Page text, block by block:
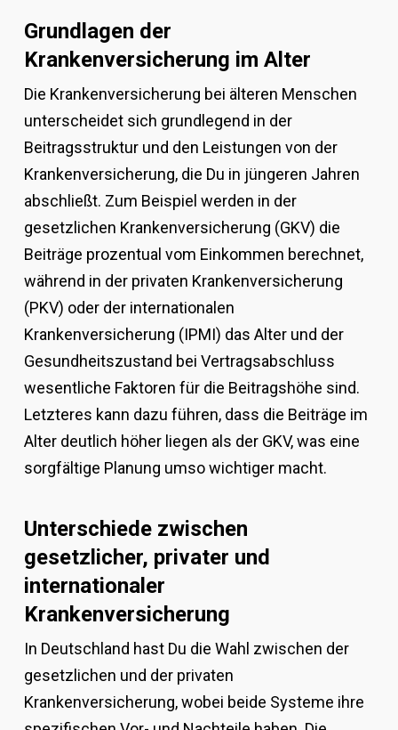
Grundlagen der
Krankenversicherung im Alter
Die Krankenversicherung bei älteren Menschen
unterscheidet sich grundlegend in der
Beitragsstruktur und den Leistungen von der
Krankenversicherung, die Du in jüngeren Jahren
abschließt. Zum Beispiel werden in der
gesetzlichen Krankenversicherung (GKV) die
Beiträge prozentual vom Einkommen berechnet,
während in der privaten Krankenversicherung
(PKV) oder der internationalen
Krankenversicherung (IPMI) das Alter und der
Gesundheitszustand bei Vertragsabschluss
wesentliche Faktoren für die Beitragshöhe sind.
Letzteres kann dazu führen, dass die Beiträge im
Alter deutlich höher liegen als der GKV, was eine
sorgfältige Planung umso wichtiger macht.
Unterschiede zwischen
gesetzlicher, privater und
internationaler
Krankenversicherung
In Deutschland hast Du die Wahl zwischen der
gesetzlichen und der privaten
Krankenversicherung, wobei beide Systeme ihre